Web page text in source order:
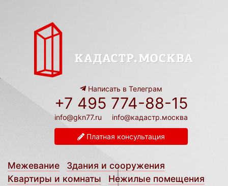
Написать в Телеграм
+7 495 774-88-15
info@gkn77.ru info@кадастр.москва
Платная консультация
Межевание
Здания и сооружения
Квартиры и комнаты
Нежилые помещения